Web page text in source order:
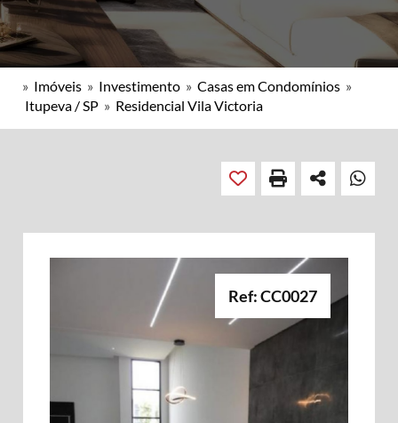
» Imóveis » Investimento » Casas em Condomínios »
Itupeva / SP » Residencial Vila Victoria
Ref: CC0027